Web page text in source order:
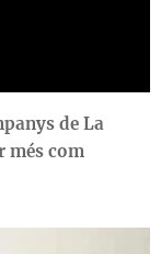
de La
més com